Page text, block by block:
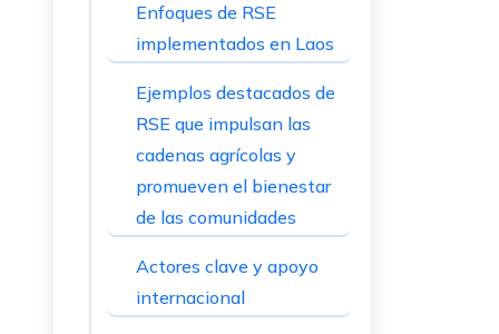
Enfoques de RSE
implementados en Laos
Ejemplos destacados de
RSE que impulsan las
cadenas agrícolas y
promueven el bienestar
de las comunidades
Actores clave y apoyo
internacional